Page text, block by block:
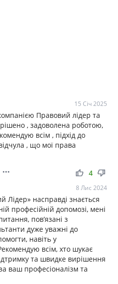
15 Січ 2025
Правовий лідер та
, задоволена роботою,
всім , підхід до
, що мої права
••• thumb_up thumb_down
4
8 Лис 2024
Лідер» насправді знається
професійній допомозі, мені
пов’язані з
дуже уважні до
навіть у
всім, хто шукає
та швидке вирішення
ваш професіоналізм та